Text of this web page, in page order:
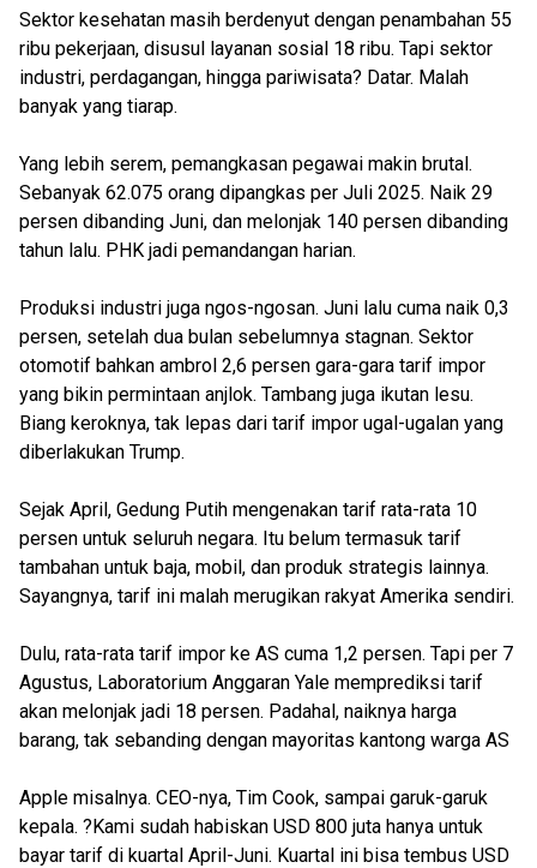
Sektor kesehatan masih berdenyut dengan penambahan 55
ribu pekerjaan, disusul layanan sosial 18 ribu. Tapi sektor
industri, perdagangan, hingga pariwisata? Datar. Malah
banyak yang tiarap.
Yang lebih serem, pemangkasan pegawai makin brutal.
Sebanyak 62.075 orang dipangkas per Juli 2025. Naik 29
persen dibanding Juni, dan melonjak 140 persen dibanding
tahun lalu. PHK jadi pemandangan harian.
Produksi industri juga ngos-ngosan. Juni lalu cuma naik 0,3
persen, setelah dua bulan sebelumnya stagnan. Sektor
otomotif bahkan ambrol 2,6 persen gara-gara tarif impor
yang bikin permintaan anjlok. Tambang juga ikutan lesu.
Biang keroknya, tak lepas dari tarif impor ugal-ugalan yang
diberlakukan Trump.
Sejak April, Gedung Putih mengenakan tarif rata-rata 10
persen untuk seluruh negara. Itu belum termasuk tarif
tambahan untuk baja, mobil, dan produk strategis lainnya.
Sayangnya, tarif ini malah merugikan rakyat Amerika sendiri.
Dulu, rata-rata tarif impor ke AS cuma 1,2 persen. Tapi per 7
Agustus, Laboratorium Anggaran Yale memprediksi tarif
akan melonjak jadi 18 persen. Padahal, naiknya harga
barang, tak sebanding dengan mayoritas kantong warga AS
Apple misalnya. CEO-nya, Tim Cook, sampai garuk-garuk
kepala. ?Kami sudah habiskan USD 800 juta hanya untuk
bayar tarif di kuartal April-Juni. Kuartal ini bisa tembus USD